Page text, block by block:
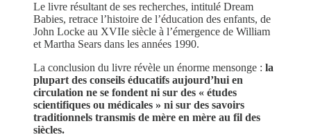
Le livre résultant de ses recherches, intitulé Dream
Babies, retrace l’histoire de l’éducation des enfants, de
John Locke au XVIIe siècle à l’émergence de William
et Martha Sears dans les années 1990.
La conclusion du livre révèle un énorme mensonge : la
plupart des conseils éducatifs aujourd’hui en
circulation ne se fondent ni sur des « études
scientifiques ou médicales » ni sur des savoirs
traditionnels transmis de mère en mère au fil des
siècles.